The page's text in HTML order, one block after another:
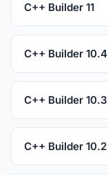
C++ Builder 11
C++ Builder 10.4
C++ Builder 10.3
C++ Builder 10.2